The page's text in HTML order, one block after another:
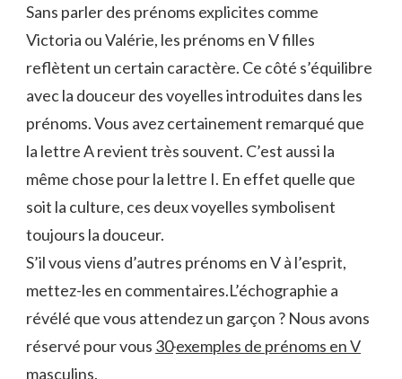
Sans parler des prénoms explicites comme
Victoria ou Valérie, les prénoms en V filles
reflètent un certain caractère. Ce côté s’équilibre
avec la douceur des voyelles introduites dans les
prénoms. Vous avez certainement remarqué que
la lettre A revient très souvent. C’est aussi la
même chose pour la lettre I. En effet quelle que
soit la culture, ces deux voyelles symbolisent
toujours la douceur.
S’il vous viens d’autres prénoms en V à l’esprit,
mettez-les en commentaires.L’échographie a
révélé que vous attendez un garçon ? Nous avons
réservé pour vous 30exemples de prénoms en V
masculins.